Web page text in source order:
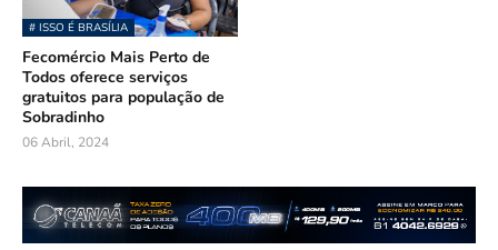
# ISSO É BRASÍLIA
Fecomércio Mais Perto de
Todos oferece serviços
gratuitos para população de
Sobradinho
06 Abril, 2024